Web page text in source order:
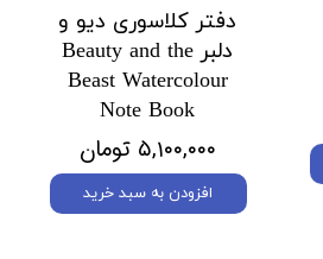
دفتر کلاسوری دیو و
دلبر Beauty and the
Beast Watercolour
Note Book
۵,۱۰۰,۰۰۰ تومان
افزودن به سبد خرید